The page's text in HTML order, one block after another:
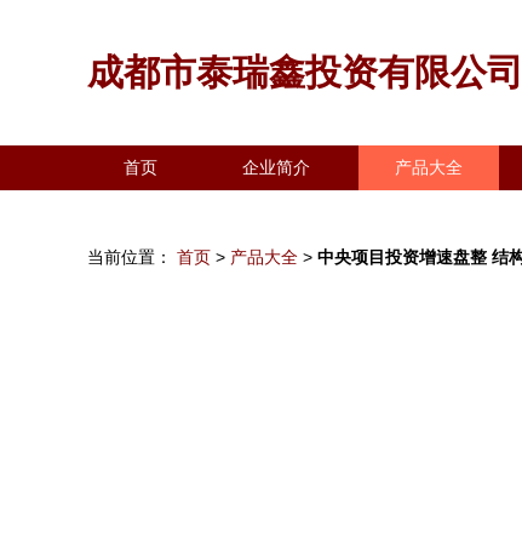
成都市泰瑞鑫投资有限公司
首页 企业简介 产品大全
当前位置： 首页 > 产品大全 > 中央项目投资增速盘整 结